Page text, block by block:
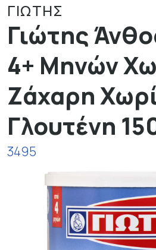
ΓΙΩΤΗΣ
Γιώτης
4+ Μηνών
Ζάχαρη
Γλουτένη
3495